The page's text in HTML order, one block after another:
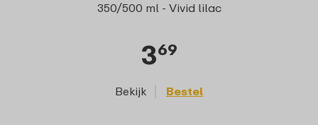
350/500 ml - Vivid lilac
369
Bekijk Bestel